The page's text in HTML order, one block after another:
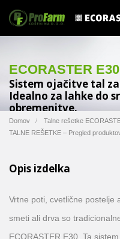
ECORASTER E30
Domov
Talne rešetke
TALNE REŠETKE – Pregled
Sistem ojačitve tal
Idealno za lahke do
obremenitve.
Opis izdelka
Vrtne poti, cvetlične postelje
smeti ali drva so
ECORASTER E30. Ta